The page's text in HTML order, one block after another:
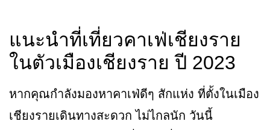
แนะนำที่เที่ยวคาเฟ่เชียงราย
ในตัวเมืองเชียงราย ปี 2023
หากคุณกำลังมองหาคาเฟ่ดีๆ สักแห่ง ที่ตั้งในเมือง
เชียงรายเดินทางสะดวก ไม่ไกลนัก วันนี้